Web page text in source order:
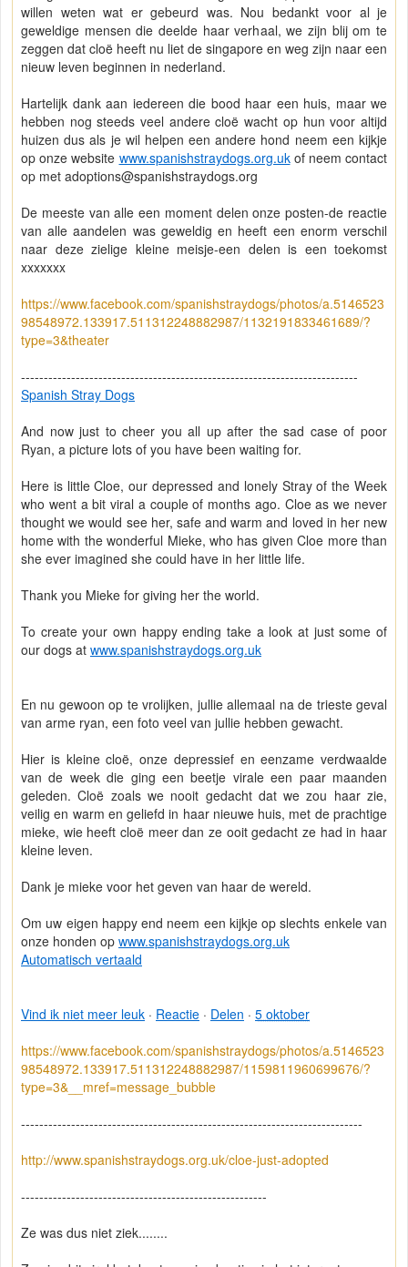
willen weten wat er gebeurd was. Nou bedankt voor al je
geweldige mensen die deelde haar verhaal, we zijn blij om te
zeggen dat cloë heeft nu liet de singapore en weg zijn naar een
nieuw leven beginnen in nederland.
Hartelijk dank aan iedereen die bood haar een huis, maar we
hebben nog steeds veel andere cloë wacht op hun voor altijd
huizen dus als je wil helpen een andere hond neem een kijkje
op onze website www.spanishstraydogs.org.ukof neem contact
op met adoptions@spanishstraydogs.org
De meeste van alle een moment delen onze posten-de reactie
van alle aandelen was geweldig en heeft een enorm verschil
naar deze zielige kleine meisje-een delen is een toekomst
xxxxxxx
https://www.facebook.com/spanishstraydogs/photos/a.5146523
98548972.133917.511312248882987/1132191833461689/?
type=3&theater
--------------------------------------------------------------------------
Spanish Stray Dogs
And now just to cheer you all up after the sad case of poor
Ryan, a picture lots of you have been waiting for.
Here is little Cloe, our depressed and lonely Stray of the Week
who went a bit viral a couple of months ago. Cloe as we never
thought we would see her, safe and warm and loved in her new
home with the wonderful Mieke, who has given Cloe more than
she ever imagined she could have in her little life.
Thank you Mieke for giving her the world.
To create your own happy ending take a look at just some of
our dogs at www.spanishstraydogs.org.uk
En nu gewoon op te vrolijken, jullie allemaal na de trieste geval
van arme ryan, een foto veel van jullie hebben gewacht.
Hier is kleine cloë, onze depressief en eenzame verdwaalde
van de week die ging een beetje virale een paar maanden
geleden. Cloë zoals we nooit gedacht dat we zou haar zie,
veilig en warm en geliefd in haar nieuwe huis, met de prachtige
mieke, wie heeft cloë meer dan ze ooit gedacht ze had in haar
kleine leven.
Dank je mieke voor het geven van haar de wereld.
Om uw eigen happy end neem een kijkje op slechts enkele van
onze honden op www.spanishstraydogs.org.uk
Automatisch vertaald
Vind ik niet meer leuk · Reactie · Delen · 5 oktober
https://www.facebook.com/spanishstraydogs/photos/a.5146523
98548972.133917.511312248882987/1159811960699676/?
type=3&__mref=message_bubble
---------------------------------------------------------------------------
http://www.spanishstraydogs.org.uk/cloe-just-adopted
------------------------------------------------------
Ze was dus niet ziek........